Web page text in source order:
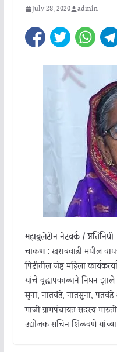
July 28, 2020 admin
महाबुलेटीन नेटवर्क / प्रतिनिधी
चाकण :खराबवाडी मधील
पिढीतील जेष्ठ महिला
यांचे वृद्धापकाळाने निधन
सुना, नातवंडे, नातसुना, पतवंडे
माजी ग्रामपंचायत सदस्य
उद्योजक सचिन शिळवणे